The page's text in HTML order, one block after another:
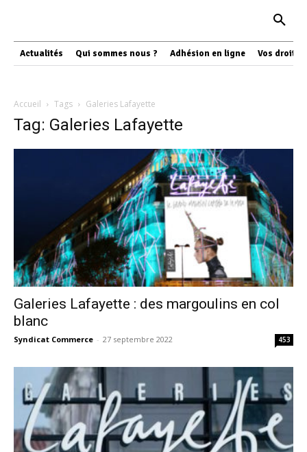
Actualités Qui sommes nous ? Adhésion en ligne Vos droits
Accueil Tags Galeries Lafayette
Tag: Galeries Lafayette
Galeries Lafayette : des margoulins en col
blanc
Syndicat Commerce - 27 septembre 2022 453